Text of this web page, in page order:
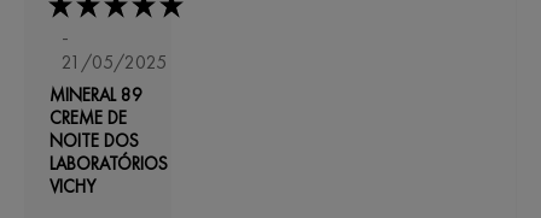
-
21/05/2025
MINERAL 89
CREME DE
NOITE DOS
LABORATÓRIOS
VICHY